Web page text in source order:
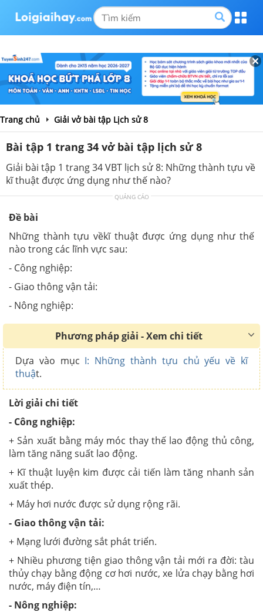
Trang chủ Giải vở bài tập Lịch sử 8
Bài tập 1 trang 34 vở bài tập lịch sử 8
Giải bài tập 1 trang 34 VBT lịch sử 8: Những thành tựu về
kĩ thuật được ứng dụng như thế nào?
QUẢNG CÁO
Đề bài
Những thành tựu vềkĩ thuật được ứng dụng như thế
nào trong các lĩnh vực sau:
- Công nghiệp:
- Giao thông vận tải:
- Nông nghiệp:
Phương pháp giải - Xem chi tiết
Dựa vào mục I: Những thành tựu chủ yếu về kĩ
thuật.
Lời giải chi tiết
- Công nghiệp:
+ Sản xuất bằng máy móc thay thế lao động thủ công,
làm tăng năng suất lao động.
+ Kĩ thuật luyện kim được cải tiến làm tăng nhanh sản
xuất thép.
+ Máy hơi nước được sử dụng rộng rãi.
- Giao thông vận tải:
+ Mạng lưới đường sắt phát triển.
+ Nhiều phương tiện giao thông vận tải mới ra đời: tàu
thủy chạy bằng động cơ hơi nước, xe lửa chạy bằng hơi
nước, máy điện tín,…
- Nông nghiệp: